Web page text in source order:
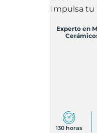
Experto en
130 horas